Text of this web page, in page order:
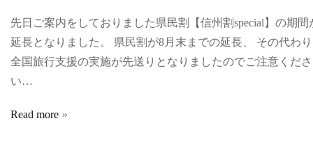
先日ご案内をしておりました県民割【信州割special】の期間
延長となりました。 県民割が8月末までの延長、 その代わ
全国旅行支援の実施が先送りとなりましたのでご注意くださ
い…
Read more